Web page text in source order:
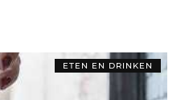
ETEN EN DRINKEN